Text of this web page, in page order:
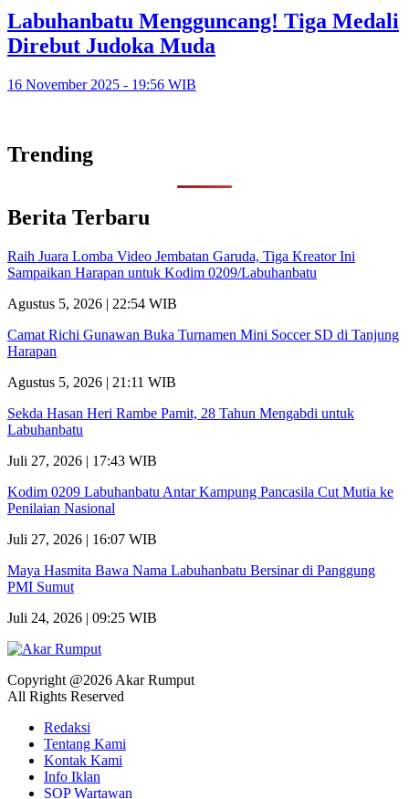
Labuhanbatu Mengguncang! Tiga Medali
Direbut Judoka Muda
16 November 2025 - 19:56 WIB
Trending
Berita Terbaru
Raih Juara Lomba Video Jembatan Garuda, Tiga Kreator Ini
Sampaikan Harapan untuk Kodim 0209/Labuhanbatu
Agustus 5, 2026 | 22:54 WIB
Camat Richi Gunawan Buka Turnamen Mini Soccer SD di Tanjung
Harapan
Agustus 5, 2026 | 21:11 WIB
Sekda Hasan Heri Rambe Pamit, 28 Tahun Mengabdi untuk
Labuhanbatu
Juli 27, 2026 | 17:43 WIB
Kodim 0209 Labuhanbatu Antar Kampung Pancasila Cut Mutia ke
Penilaian Nasional
Juli 27, 2026 | 16:07 WIB
Maya Hasmita Bawa Nama Labuhanbatu Bersinar di Panggung
PMI Sumut
Juli 24, 2026 | 09:25 WIB
Copyright @2026 Akar Rumput
All Rights Reserved
Redaksi
Tentang Kami
Kontak Kami
Info Iklan
SOP Wartawan